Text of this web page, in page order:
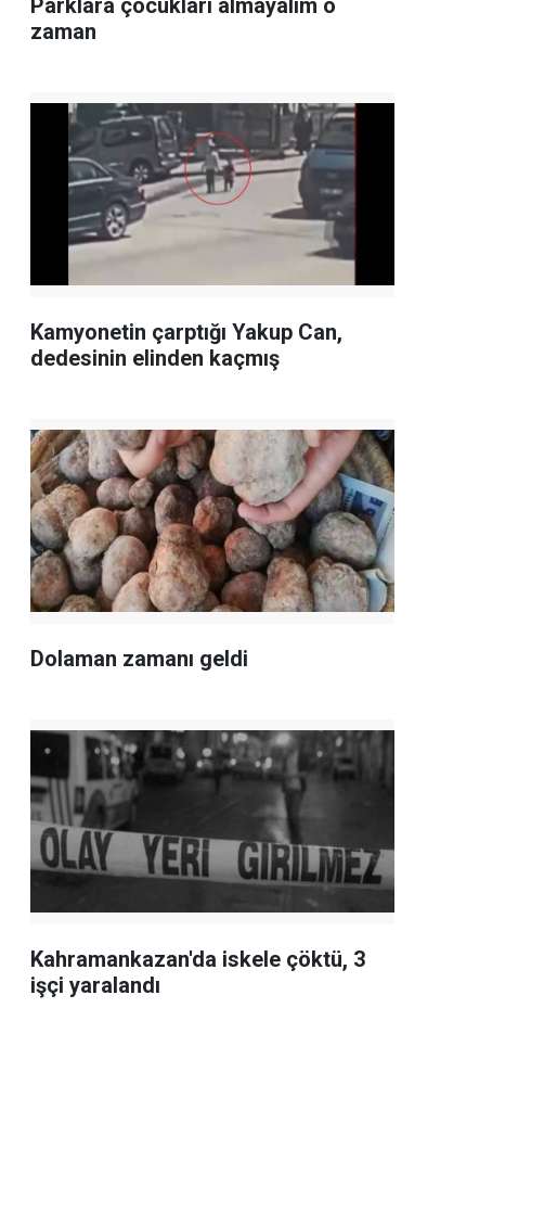
Parklara çocukları almayalım o
zaman
Kamyonetin çarptığı Yakup Can,
dedesinin elinden kaçmış
Dolaman zamanı geldi
Kahramankazan'da iskele çöktü, 3
işçi yaralandı